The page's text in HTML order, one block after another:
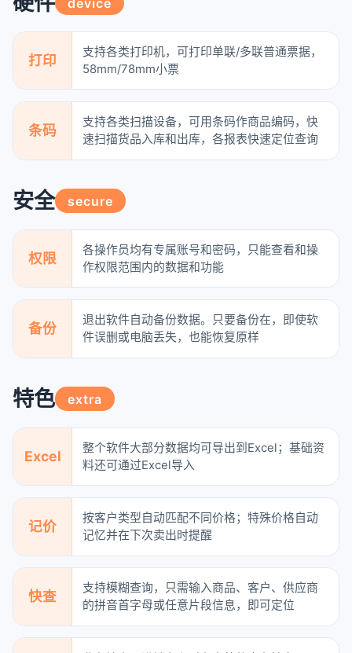
打印
支持各类打印机，可打印单联/多联普通票据，
58mm/78mm小票
条码
支持各类扫描设备，可用条码作商品编码，快
速扫描货品入库和出库，各报表快速定位查询
安全 secure
权限
各操作员均有专属账号和密码，只能查看和操
作权限范围内的数据和功能
备份
退出软件自动备份数据。只要备份在，即使软
件误删或电脑丢失，也能恢复原样
特色 extra
Excel
整个软件大部分数据均可导出到Excel；基础资
料还可通过Excel导入
记价
按客户类型自动匹配不同价格；特殊价格自动
记忆并在下次卖出时提醒
快查
支持模糊查询，只需输入商品、客户、供应商
的拼音首字母或任意片段信息，即可定位